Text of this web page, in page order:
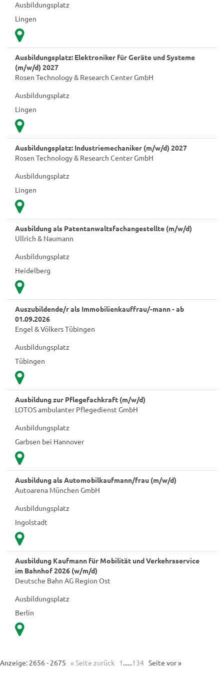
Ausbildungsplatz
Lingen
Ausbildungsplatz: Elektroniker für Geräte und Systeme
(m/w/d) 2027
Rosen Technology & Research Center GmbH
Ausbildungsplatz
Lingen
Ausbildungsplatz: Industriemechaniker (m/w/d) 2027
Rosen Technology & Research Center GmbH
Ausbildungsplatz
Lingen
Ausbildung als Patentanwaltsfachangestellte (m/w/d)
Ullrich & Naumann
Ausbildungsplatz
Heidelberg
Auszubildende/r als Immobilienkauffrau/-mann - ab
01.09.2026
Engel & Völkers Tübingen
Ausbildungsplatz
Tübingen
Ausbildung zur Pflegefachkraft (m/w/d)
LOTOS ambulanter Pflegedienst GmbH
Ausbildungsplatz
Garbsen bei Hannover
Ausbildung als Automobilkaufmann/frau (m/w/d)
Autoarena München GmbH
Ausbildungsplatz
Ingolstadt
Ausbildung Kaufmann für Mobilität und Verkehrsservice
im Bahnhof 2026 (w/m/d)
Deutsche Bahn AG Region Ost
Ausbildungsplatz
Berlin
Anzeige: 2656 - 2675 « Seite zurück 1 ......134 Seite vor »